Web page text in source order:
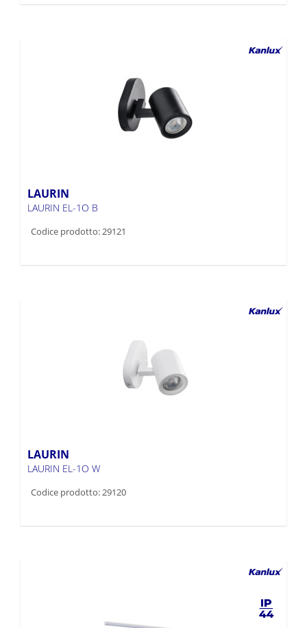
LAURIN
LAURIN EL-1O B
Codice prodotto: 29121
LAURIN
LAURIN EL-1O W
Codice prodotto: 29120